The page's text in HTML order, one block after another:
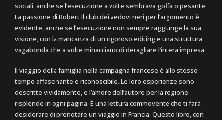
sociali, anche se l’esecuzione a volte sembrava goffa o pesante.
La passione di Robert Il club dei vedovi neri per l’argomento è
evidente, anche se l’esecuzione non sempre raggiunge la sua
visione, con la mancanza di un rigoroso editing e una struttura
vagabonda che a volte minacciano di deragliare l’intera impresa.
Il viaggio della famiglia nella campagna francese è allo stesso
tempo affascinante e riconoscibile. Le loro esperienze sono
descritte vividamente, e l’amore dell’autore per la regione
risplende in ogni pagina. È una lettura commovente che ti farà
desiderare di prenotare un viaggio in Francia. Questo libro, con